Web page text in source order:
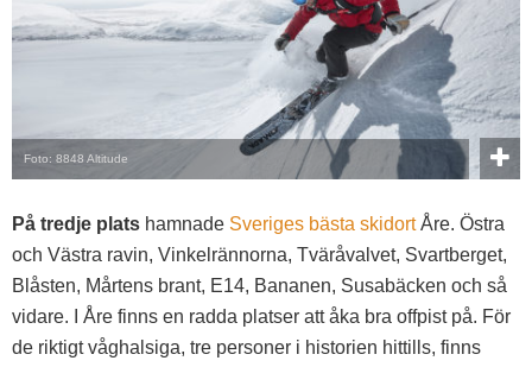
Foto: 8848 Altitude
På tredje plats hamnade Sveriges bästa skidortÅre. Östra
och Västra ravin, Vinkelrännorna, Tväråvalvet, Svartberget,
Blåsten, Mårtens brant, E14, Bananen, Susabäcken och så
vidare. I Åre finns en radda platser att åka bra offpist på. För
de riktigt våghalsiga, tre personer i historien hittills, finns